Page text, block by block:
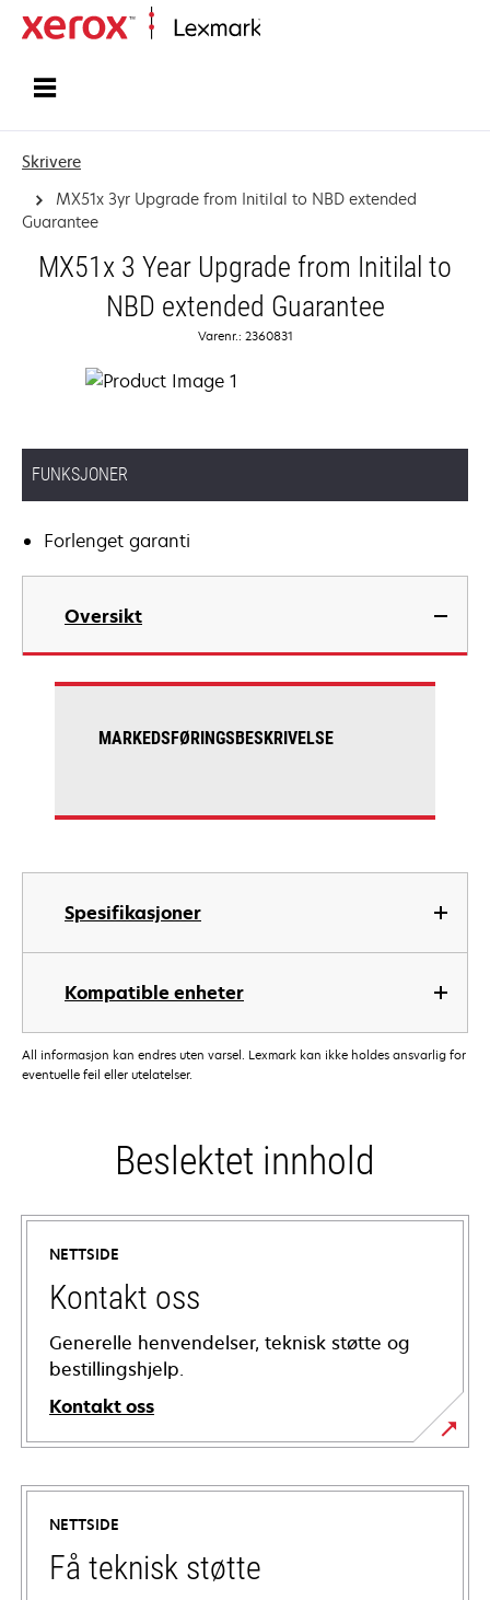
Skrivere
MX51x 3yr Upgrade from Initilal to NBD extended
Guarantee
MX51x 3 Year Upgrade from Initilal to
NBD extended Guarantee
Varenr.: 2360831
FUNKSJONER
Forlenget garanti
Oversikt
Spesifikasjoner
Kompatible enheter
MARKEDSFØRINGSBESKRIVELSE
All informasjon kan endres uten varsel. Lexmark kan ikke holdes ansvarlig for
eventuelle feil eller utelatelser.
Beslektet innhold
NETTSIDE
Kontakt oss
Generelle henvendelser, teknisk støtte og
bestillingshjelp.
Kontakt oss
NETTSIDE
Få teknisk støtte